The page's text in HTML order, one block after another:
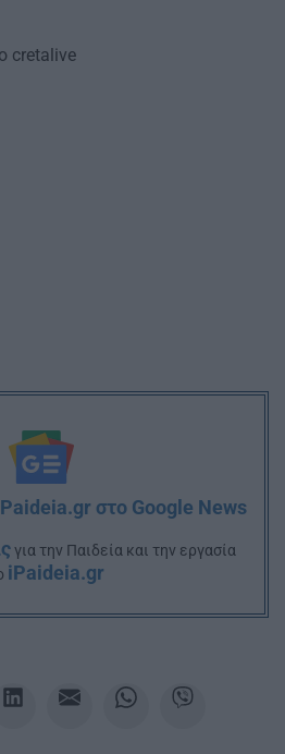
cretalive
στο Google News
για την Παιδεία και την εργασία
iPaideia.gr